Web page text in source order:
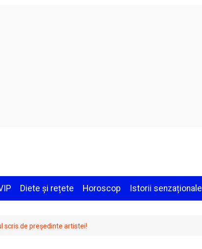
Diete și rețete Horoscop Istorii senzaționale
scris de președinte artistei!